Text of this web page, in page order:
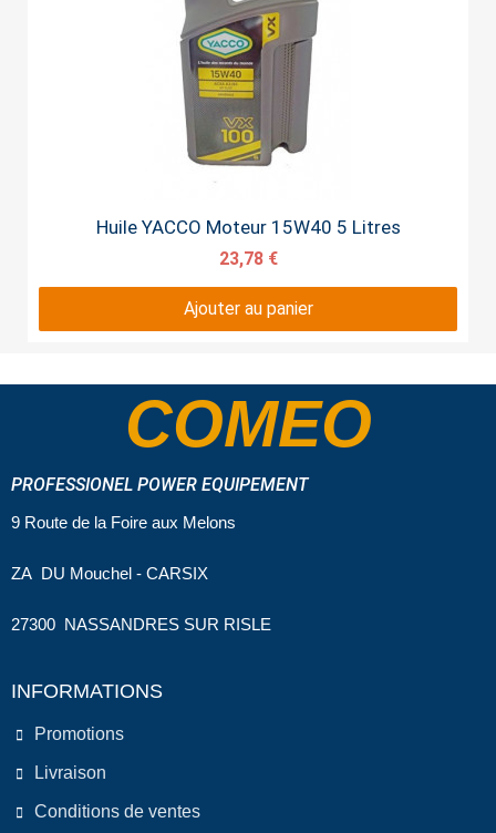
Aperçu rapide
Huile YACCO Moteur 15W40 5 Litres
23,78 €
Ajouter au panier
COMEO
PROFESSIONEL POWER EQUIPEMENT
9 Route de la Foire aux Melons
ZA DU Mouchel - CARSIX
27300 NASSANDRES SUR RISLE
INFORMATIONS
Promotions
Livraison
Conditions de ventes